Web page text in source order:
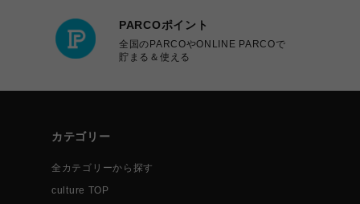
PARCOポイント
全国のPARCOやONLINE PARCOで
貯まる＆使える
カテゴリー
全カテゴリーから探す
culture TOP